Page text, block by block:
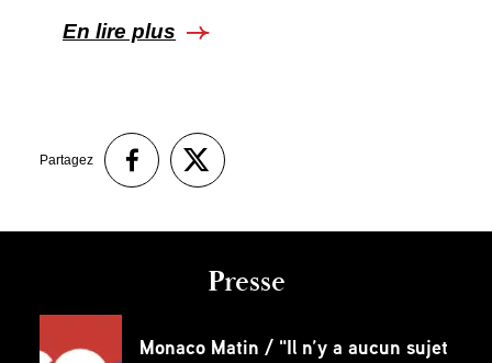
En lire plus
Partagez
Presse
Monaco Matin / "Il n’y a aucun sujet